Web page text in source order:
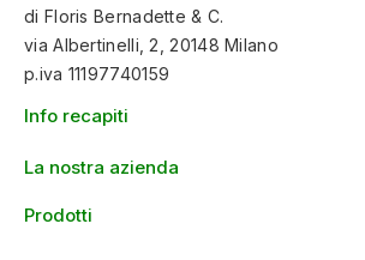
di Floris Bernadette & C.
via Albertinelli, 2, 20148 Milano
p.iva 11197740159
Info recapiti
La nostra azienda
Prodotti